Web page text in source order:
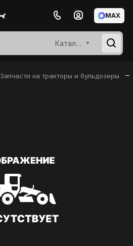
Каталог
MAX
Запчасти на тракторы и бульдозеры –